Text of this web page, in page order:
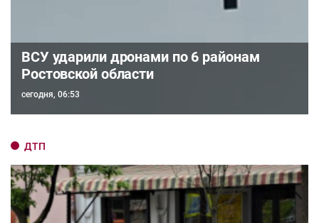
ВСУ ударили дронами по 6 районам
Ростовской области
сегодня, 06:53
ДТП